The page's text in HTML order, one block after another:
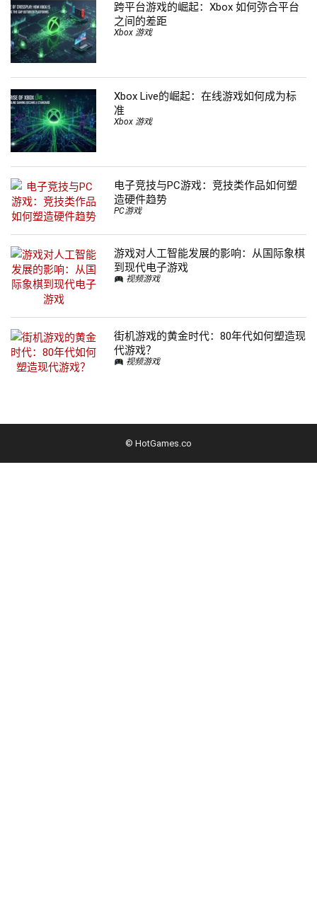
跨平台游戏的崛起：Xbox 如何弥合平台
之间的差距
Xbox 游戏
Xbox Live的崛起：在线游戏如何成为标
准
Xbox 游戏
电子竞技与PC游戏：竞技类作品如何塑
造硬件趋势
PC游戏
游戏对人工智能发展的影响：从国际象棋
到现代电子游戏
视频游戏
街机游戏的黄金时代：80年代如何塑造现
代游戏？
视频游戏
© HotGames.co